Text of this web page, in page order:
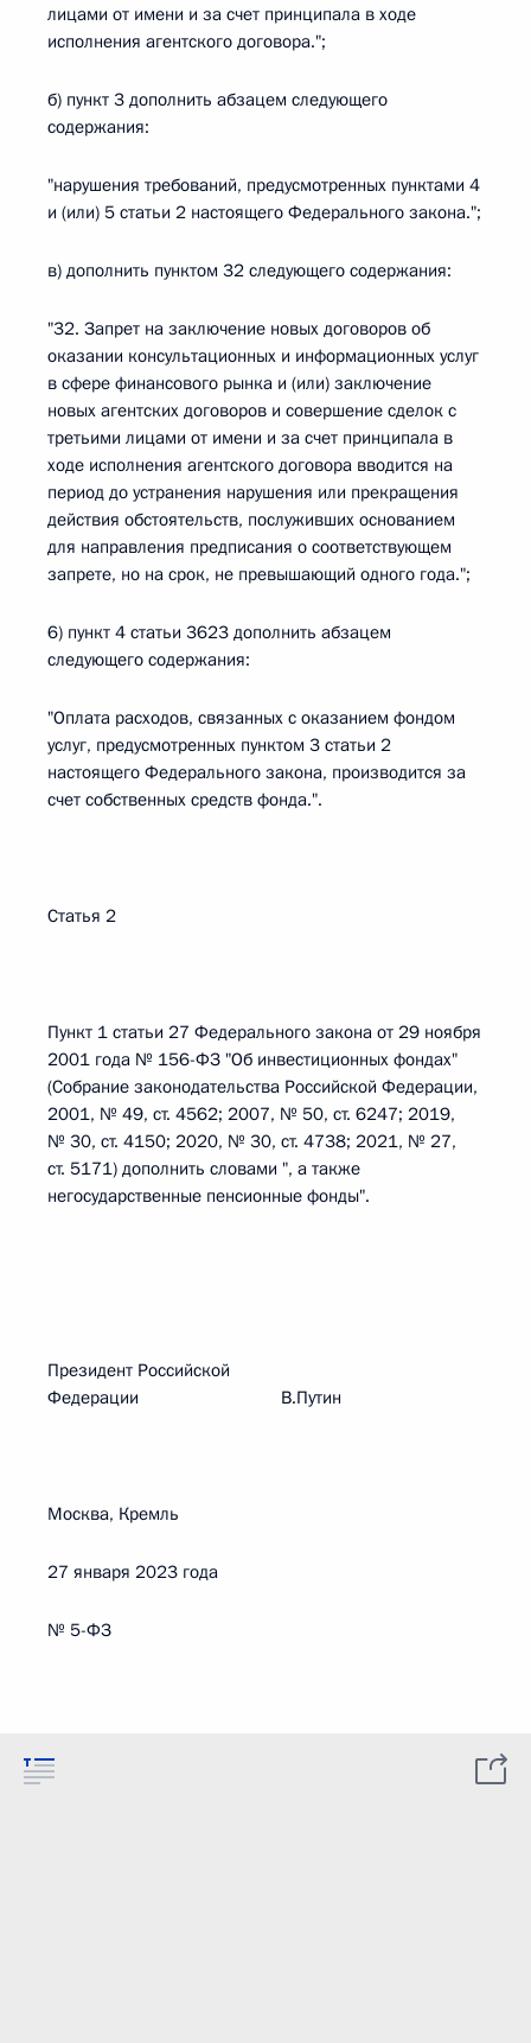
лицами от имени и за счет принципала в ходе
исполнения агентского договора.";
б) пункт 3 дополнить абзацем следующего
содержания:
"нарушения требований, предусмотренных пунктами 4
и (или) 5 статьи 2 настоящего Федерального закона.";
в) дополнить пунктом 32 следующего содержания:
"32. Запрет на заключение новых договоров об
оказании консультационных и информационных услуг
в сфере финансового рынка и (или) заключение
новых агентских договоров и совершение сделок с
третьими лицами от имени и за счет принципала в
ходе исполнения агентского договора вводится на
период до устранения нарушения или прекращения
действия обстоятельств, послуживших основанием
для направления предписания о соответствующем
запрете, но на срок, не превышающий одного года.";
6) пункт 4 статьи 3623 дополнить абзацем
следующего содержания:
"Оплата расходов, связанных с оказанием фондом
услуг, предусмотренных пунктом 3 статьи 2
настоящего Федерального закона, производится за
счет собственных средств фонда.".
Статья 2
Пункт 1 статьи 27 Федерального закона от 29 ноября
2001 года № 156-ФЗ "Об инвестиционных фондах"
(Собрание законодательства Российской Федерации,
2001, № 49, ст. 4562; 2007, № 50, ст. 6247; 2019,
№ 30, ст. 4150; 2020, № 30, ст. 4738; 2021, № 27,
ст. 5171) дополнить словами ", а также
негосударственные пенсионные фонды".
Президент Российской
Федерации В.Путин
Москва, Кремль
27 января 2023 года
№ 5-ФЗ